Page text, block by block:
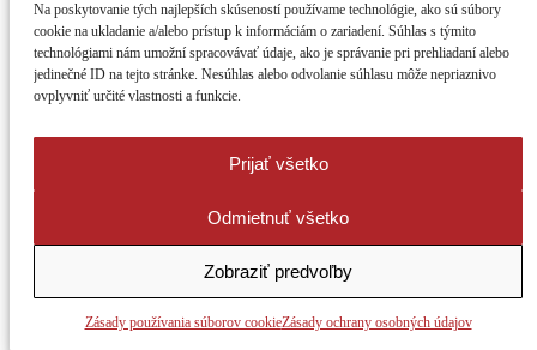
Na poskytovanie tých najlepších skúseností používame technológie, ako sú súbory
cookie na ukladanie a/alebo prístup k informáciám o zariadení. Súhlas s týmito
technológiami nám umožní spracovávať údaje, ako je správanie pri prehliadaní alebo
jedinečné ID na tejto stránke. Nesúhlas alebo odvolanie súhlasu môže nepriaznivo
ovplyvniť určité vlastnosti a funkcie.
Prijať všetko
Odmietnuť všetko
Zobraziť predvoľby
Zásady používania súborov cookieZásady ochrany osobných údajov
vyučovacia hodina!
elektrárne na Staničnej ulici v ...